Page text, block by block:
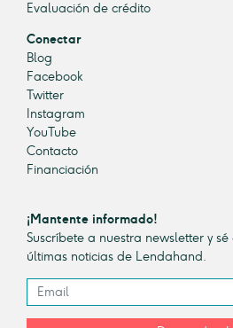
Evaluación de crédito
Conectar
Blog
Facebook
Twitter
Instagram
YouTube
Contacto
Financiación
¡Mantente informado!
Suscríbete a nuestra newsletter y
últimas noticias de Lendahand.